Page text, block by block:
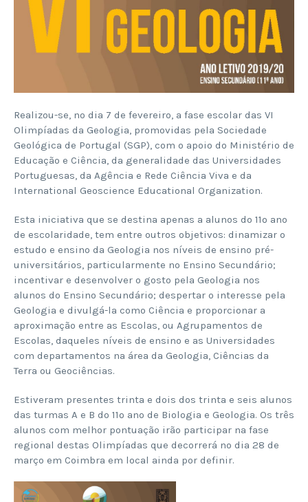
Realizou-se, no dia 7 de fevereiro, a fase escolar das VI
Olimpíadas da Geologia, promovidas pela Sociedade
Geológica de Portugal (SGP), com o apoio do Ministério de
Educação e Ciência, da generalidade das Universidades
Portuguesas, da Agência e Rede Ciência Viva e da
International Geoscience Educational Organization.
Esta iniciativa que se destina apenas a alunos do 11º ano
de escolaridade, tem entre outros objetivos: dinamizar o
estudo e ensino da Geologia nos níveis de ensino pré-
universitários, particularmente no Ensino Secundário;
incentivar e desenvolver o gosto pela Geologia nos
alunos do Ensino Secundário; despertar o interesse pela
Geologia e divulgá-la como Ciência e proporcionar a
aproximação entre as Escolas, ou Agrupamentos de
Escolas, daqueles níveis de ensino e as Universidades
com departamentos na área da Geologia, Ciências da
Terra ou Geociências.
Estiveram presentes trinta e dois dos trinta e seis alunos
das turmas A e B do 11º ano de Biologia e Geologia. Os três
alunos com melhor pontuação irão participar na fase
regional destas Olimpíadas que decorrerá no dia 28 de
março em Coimbra em local ainda por definir.